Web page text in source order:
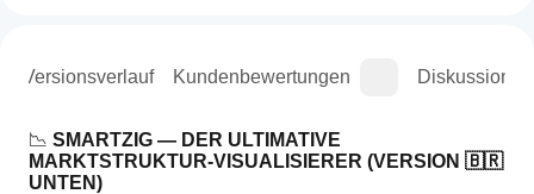
Versionsverlauf Kundenbewertungen Diskussion
📉 SMARTZIG — DER ULTIMATIVE
MARKTSTRUKTUR-VISUALISIERER (VERSION 🇧🇷
UNTEN)